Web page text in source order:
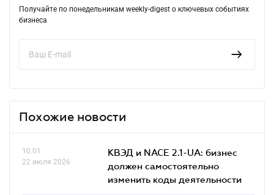
Получайте по понедельникам weekly-digest о ключевых событиях
бизнеса
Похожие новости
10.01
22 июля 2026
КВЭД и NACE 2.1-UA: бизнес
должен самостоятельно
изменить коды деятельности